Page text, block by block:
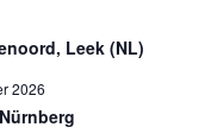
Leek (NL)
2026